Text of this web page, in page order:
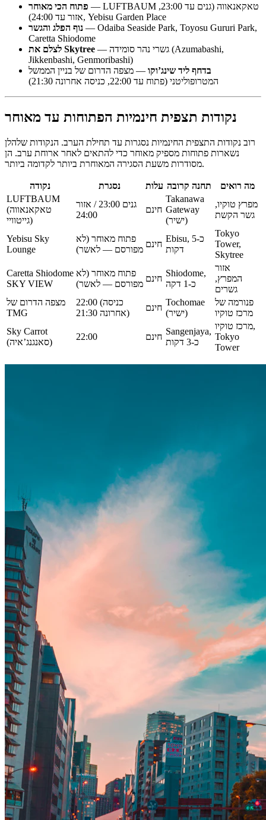
פתוח הכי מאוחר — LUFTBAUM טאקאנאווה (גנים עד 23:00,
אזור עד 24:00), Yebisu Garden Place
נוף הפלג והגשר — Odaiba Seaside Park, Toyosu Gururi Park,
Caretta Shiodome
לצלם את Skytree — גשרי נהר סומידה (Azumabashi,
Jikkenbashi, Genmoribashi)
בדחף ליד שינג’וקו — מצפה הדרום של בניין הממשל
המטרופוליטני (פתוח עד 22:00, כניסה אחרונה 21:30)
נקודות תצפית חינמיות הפתוחות עד מאוחר
רוב נקודות התצפית החינמיות נסגרות עד תחילת הערב. הנקודות שלהלן
נשארות פתוחות מספיק מאוחר כדי להתאים לאחר ארוחת ערב. הן
מסודרות משעת הסגירה המאוחרת ביותר לקדומה ביותר.
נקודה נסגרת עלות תחנה קרובה
מה רואים
LUFTBAUM
(טאקאנאווה
גייטוויי)
גנים 23:00 / אזור
24:00
חינם
Takanawa
Gateway
(ישיר)
מפרץ טוקיו,
גשר הקשת
Yebisu Sky
Lounge
פתוח מאוחר (לא
מפורסם — לאשר)
חינם
Ebisu, כ-5
דקות
Tokyo
Tower,
Skytree
Caretta Shiodome
SKY VIEW
פתוח מאוחר (לא
מפורסם — לאשר)
חינם
Shiodome,
כ-1 דקה
אזור
המפרץ,
גשרים
מצפה הדרום של
TMG
22:00 (כניסה
אחרונה 21:30)
חינם
Tochomae
(ישיר)
פנורמה של
מרכז טוקיו
Sky Carrot
(סאנגנג’איה)
22:00 חינם
Sangenjaya,
כ-3 דקות
מרכז טוקיו,
Tokyo
Tower